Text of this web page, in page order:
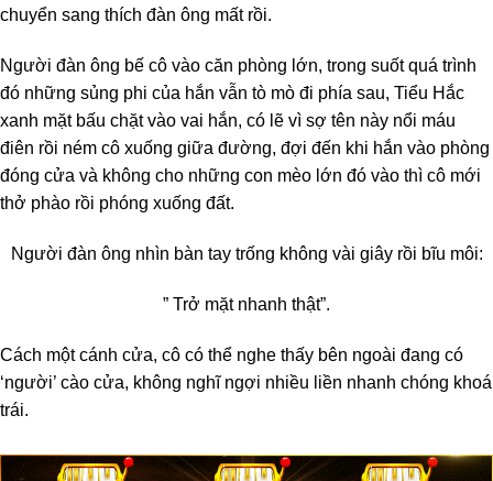
chuyển sang thích đàn ông mất rồi.
Người đàn ông bế cô vào căn phòng lớn, trong suốt quá trình
đó những sủng phi của hắn vẫn tò mò đi phía sau, Tiểu Hắc
xanh mặt bấu chặt vào vai hắn, có lẽ vì sợ tên này nổi máu
điên rồi ném cô xuống giữa đường, đợi đến khi hắn vào phòng
đóng cửa và không cho những con mèo lớn đó vào thì cô mới
thở phào rồi phóng xuống đất.
Người đàn ông nhìn bàn tay trống không vài giây rồi bĩu môi:
” Trở mặt nhanh thật”.
Cách một cánh cửa, cô có thể nghe thấy bên ngoài đang có
‘người’ cào cửa, không nghĩ ngợi nhiều liền nhanh chóng khoá
trái.